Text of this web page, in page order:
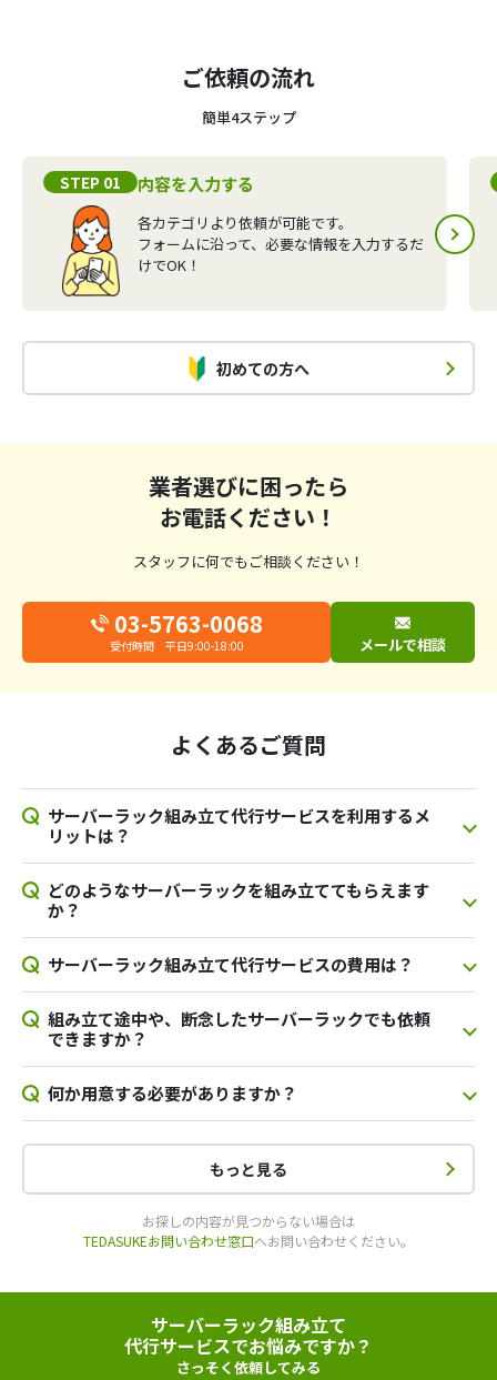
ご依頼の流れ
簡単4ステップ
STEP 01 内容を入力する
各カテゴリより依頼が可能です。
フォームに沿って、必要な情報を入力するだ
けでOK！
初めての方へ
業者選びに困ったら
お電話ください！
スタッフに何でもご相談ください！
03-5763-0068
受付時間 平日9:00-18:00 メールで相談
よくあるご質問
サーバーラック組み立て代行サービスを利用するメ
リットは？
どのようなサーバーラックを組み立ててもらえます
か？
サーバーラック組み立て代行サービスの費用は？
組み立て途中や、断念したサーバーラックでも依頼
できますか？
何か用意する必要がありますか？
もっと見る
お探しの内容が見つからない場合は
TEDASUKEお問い合わせ窓口へお問い合わせください。
サーバーラック組み立て
代行サービスでお悩みですか？
さっそく依頼してみる